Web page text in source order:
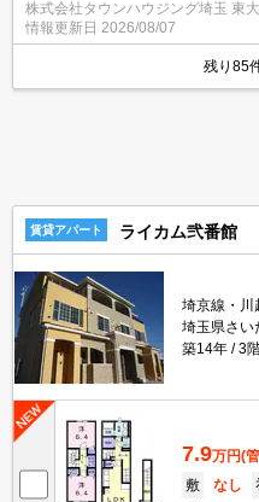
東大宮店まで★
株式会社タウンハウジング埼玉 東
情報更新日 2026/08/07
残り85
賃貸アパート ライカム弐番館
埼京線・川
埼玉県さい
築14年
3
7.9万円(
敷
なし